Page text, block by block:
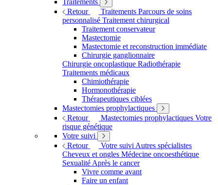
Traitements
Retour
Traitements Parcours de soins
personnalisé Traitement chirurgical
Traitement conservateur
Mastectomie
Mastectomie et reconstruction immédiate
Chirurgie ganglionnaire
Chirurgie oncoplastique Radiothérapie
Traitements médicaux
Chimiothérapie
Hormonothérapie
Thérapeutiques ciblées
Mastectomies prophylactiques
Retour
Mastectomies prophylactiques Votre
risque génétique
Votre suivi
Retour
Votre suivi Autres spécialistes
Cheveux et ongles Médecine oncoesthétique
Sexualité Après le cancer
Vivre comme avant
Faire un enfant